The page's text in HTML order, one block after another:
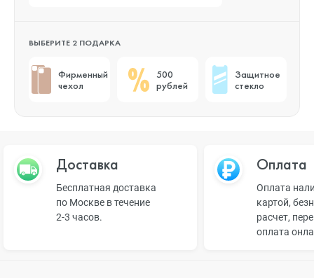
ВЫБЕРИТЕ 2 ПОДАРКА
Фирменный
чехол
500
рублей
Защитное
стекло
Доставка
Бесплатная доставка
по Москве в течение
2-3 часов.
Оплата
Оплата
картой,
расчет,
оплата